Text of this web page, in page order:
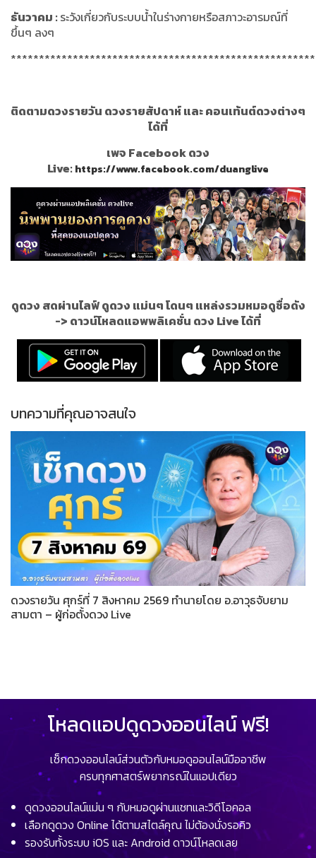
ธันวาคม :ระวังเกี่ยวกับระบบน้ำในร่างกายหรือสภาวะอารมณ์ที่
ขึ้นๆ ลงๆ
ติดตามดวงรายวัน ดวงรายสัปดาห์ และ คอนเท้นต์ดวงต่างๆ
ได้ที่
เพจ Facebook ดวง
Live:https://www.facebook.com/duanglive
ดูดวง สดผ่านไลฟ์ ดูดวง แม่นๆ โดนๆ แหล่งรวมหมอดูชื่อดัง
-> ดาวน์โหลดแอพพลิเคชั่น ดวง Live ได้ที่
บทความที่คุณอาจสนใจ
ดวงรายวัน ศุกร์ที่ 7 สิงหาคม 2569 ทำนายโดย อ.อาวุธจับยาม
สามตา – ผู้ก่อตั้งดวง Live
โหลดแอปดูดวงออนไลน์ ฟรี!
เช็กดวงออนไลน์ส่วนตัวกับหมอดูออนไลน์มืออาชีพ
ครบทุกศาสตร์พยากรณ์ในแอปเดียว
ดูดวงออนไลน์แม่น ๆ กับหมอดูผ่านแชทและวิดีโอคอล
เลือกดูดวง Online ได้ตามสไตล์คุณ ไม่ต้องนั่งรอคิว
รองรับทั้งระบบ iOS และ Android ดาวน์โหลดเลย